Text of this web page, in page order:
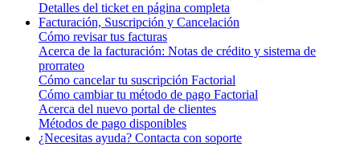
Detalles del ticket en página completa
Facturación, Suscripción y Cancelación
Cómo revisar tus facturas
Acerca de la facturación: Notas de crédito y sistema de
prorrateo
Cómo cancelar tu suscripción Factorial
Cómo cambiar tu método de pago Factorial
Acerca del nuevo portal de clientes
Métodos de pago disponibles
¿Necesitas ayuda? Contacta con soporte